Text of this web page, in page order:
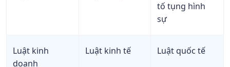
Toán, Tiếng Anh, GDKTPL
Xem
11 C01
Xem
tố tụng hình
sự
Luật kinh
doanh
Luật kinh tế Luật quốc tế